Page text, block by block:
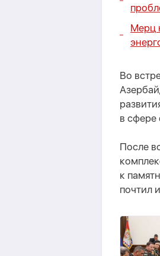
Мерц
Во
в
После
к
почтил